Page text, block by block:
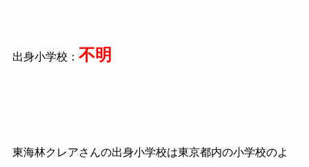
出身小学校： 不明
東海林クレアさんの出身小学校は東京都内の小学校のよ